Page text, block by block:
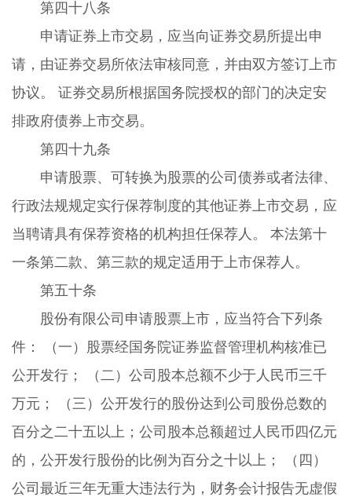
第四十八条
申请证券上市交易，应当向证券交易所提出申
请，由证券交易所依法审核同意，并由双方签订上市
协议。 证券交易所根据国务院授权的部门的决定安
排政府债券上市交易。
第四十九条
申请股票、可转换为股票的公司债券或者法律、
行政法规规定实行保荐制度的其他证券上市交易，应
当聘请具有保荐资格的机构担任保荐人。 本法第十
一条第二款、第三款的规定适用于上市保荐人。
第五十条
股份有限公司申请股票上市，应当符合下列条
件： （一）股票经国务院证券监督管理机构核准已
公开发行； （二）公司股本总额不少于人民币三千
万元； （三）公开发行的股份达到公司股份总数的
百分之二十五以上；公司股本总额超过人民币四亿元
的，公开发行股份的比例为百分之十以上； （四）
公司最近三年无重大违法行为，财务会计报告无虚假